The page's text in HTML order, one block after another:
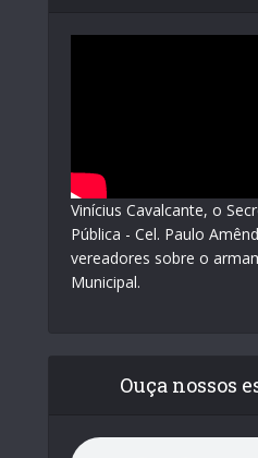
Vinícius Cavalcante, o
Pública - Cel. Paulo
vereadores sobre o
Municipal.
Ouça nossos